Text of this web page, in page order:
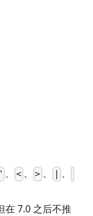
、 < 、> 、
、
在 7.0 之后不推